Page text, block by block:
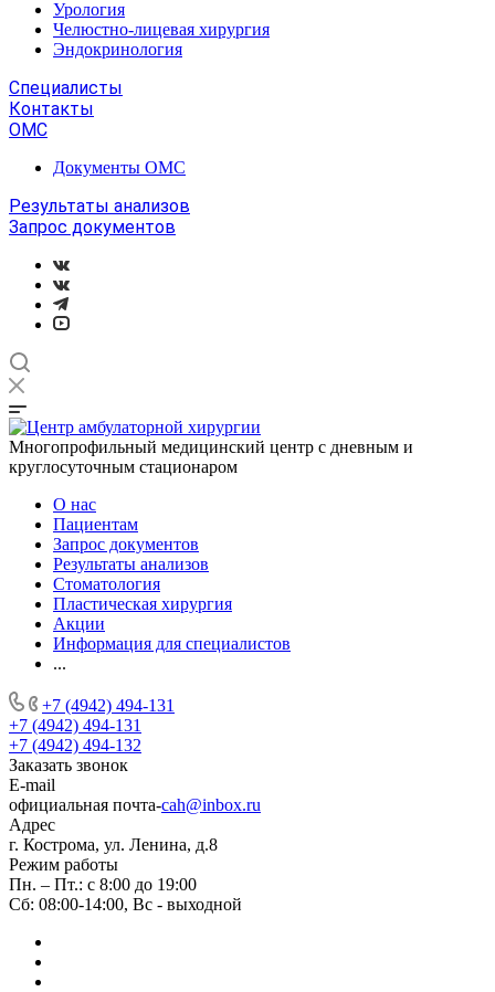
Урология
Челюстно-лицевая хирургия
Эндокринология
Специалисты
Контакты
ОМС
Документы ОМС
Результаты анализов
Запрос документов
Многопрофильный медицинский центр с дневным и
круглосуточным стационаром
О нас
Пациентам
Запрос документов
Результаты анализов
Стоматология
Пластическая хирургия
Акции
Информация для специалистов
...
+7 (4942) 494-131
+7 (4942) 494-131
+7 (4942) 494-132
Заказать звонок
E-mail
официальная почта-cah@inbox.ru
Адрес
г. Кострома, ул. Ленина, д.8
Режим работы
Пн. – Пт.: с 8:00 до 19:00
Сб: 08:00-14:00, Вс - выходной